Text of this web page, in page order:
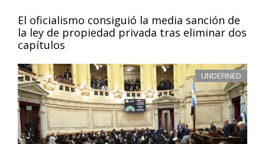
El oficialismo consiguió la media sanción de
la ley de propiedad privada tras eliminar dos
capítulos
UNDEFINED